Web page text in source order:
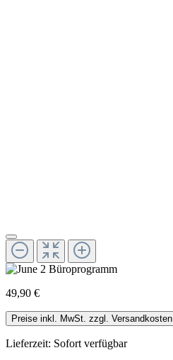
49,90 €
Preise inkl. MwSt. zzgl. Versandkosten
Lieferzeit: Sofort verfügbar